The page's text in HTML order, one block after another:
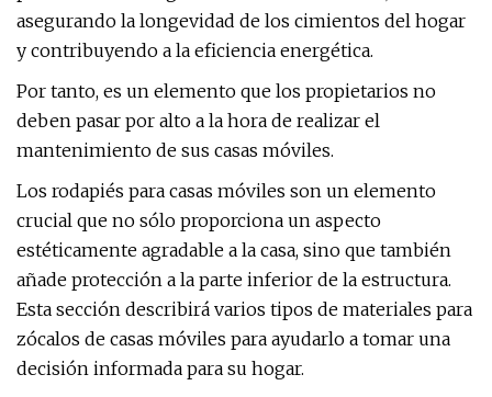
asegurando la longevidad de los cimientos del hogar
y contribuyendo a la eficiencia energética.
Por tanto, es un elemento que los propietarios no
deben pasar por alto a la hora de realizar el
mantenimiento de sus casas móviles.
Los rodapiés para casas móviles son un elemento
crucial que no sólo proporciona un aspecto
estéticamente agradable a la casa, sino que también
añade protección a la parte inferior de la estructura.
Esta sección describirá varios tipos de materiales para
zócalos de casas móviles para ayudarlo a tomar una
decisión informada para su hogar.